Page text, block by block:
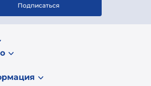
Подписаться